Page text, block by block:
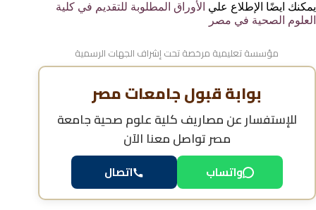
يمكنك ايضًا الإطلاع علي الأوراق المطلوبة للتقديم في كلية
العلوم الصحية في مصر
مؤسسة تعليمية مرخصة تحت إشراف الجهات الرسمية
بوابة قبول جامعات مصر
للإستفسار عنمصاريف كلية علوم صحية جامعة
مصرتواصل معنا الآن
واتساب اتصال